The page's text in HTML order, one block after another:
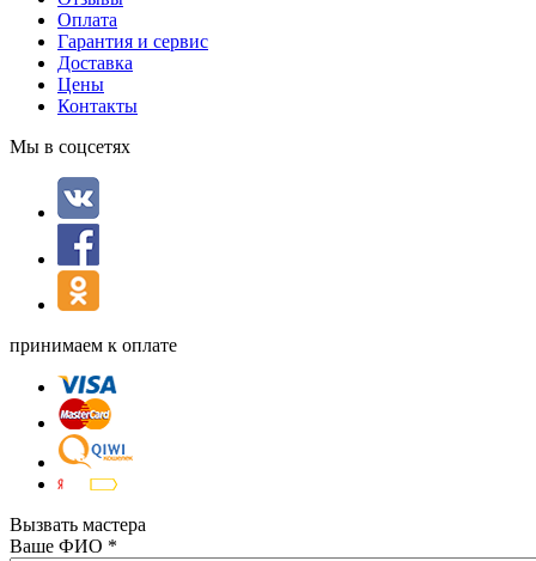
Оплата
Гарантия и сервис
Доставка
Цены
Контакты
Мы в соцсетях
принимаем к оплате
Вызвать мастера
Ваше ФИО *